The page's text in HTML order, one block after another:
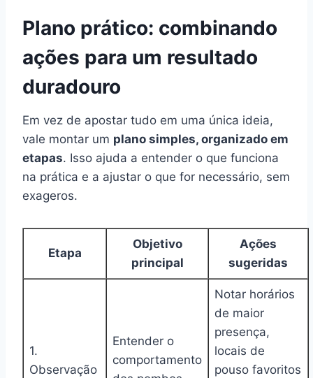
Plano prático: combinando
ações para um resultado
duradouro
Em vez de apostar tudo em uma única ideia,
vale montar um plano simples, organizado em
etapas. Isso ajuda a entender o que funciona
na prática e a ajustar o que for necessário, sem
exageros.
Etapa
Objetivo
principal
Ações
sugeridas
1.
Observação
Entender o
comportamento
Notar horários
de maior
presença,
locais de
pouso favoritos